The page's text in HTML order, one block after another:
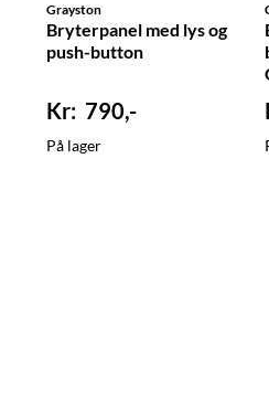
Grayston
Bryterpanel med lys og
push-button
790,-
På lager